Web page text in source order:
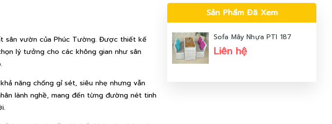
sân vườn của Phúc Tường. Được thiết kế
lý tưởng cho các không gian như sân
năng chống gỉ sét, siêu nhẹ nhưng vẫn
lành nghề, mang đến từng đường nét tinh
Sản Phẩm Đã Xem
Sofa Mây Nhựa PTI 187
Liên hệ